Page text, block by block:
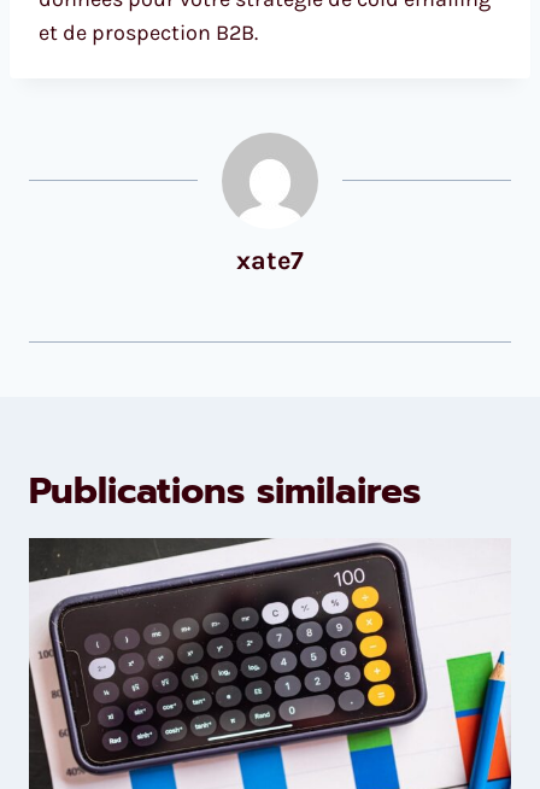
et de prospection B2B.
xate7
Publications similaires